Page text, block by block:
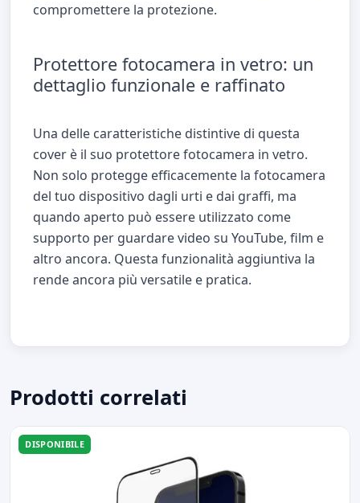
compromettere la protezione.
Protettore fotocamera in vetro: un
dettaglio funzionale e raffinato
Una delle caratteristiche distintive di questa
cover è il suo protettore fotocamera in vetro.
Non solo protegge efficacemente la fotocamera
del tuo dispositivo dagli urti e dai graffi, ma
quando aperto può essere utilizzato come
supporto per guardare video su YouTube, film e
altro ancora. Questa funzionalità aggiuntiva la
rende ancora più versatile e pratica.
Prodotti correlati
DISPONIBILE